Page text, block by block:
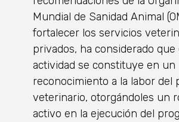
Mundial de Sanidad Animal
fortalecer los servicios
privados, ha considerado que
actividad se constituye en un
reconocimiento a la labor del
veterinario, otorgándoles un
activo en la ejecución del